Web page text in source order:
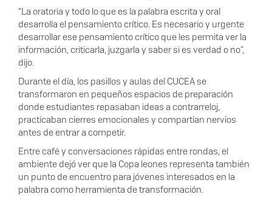
“La oratoria y todo lo que es la palabra escrita y oral
desarrolla el pensamiento crítico. Es necesario y urgente
desarrollar ese pensamiento crítico que les permita ver la
información, criticarla, juzgarla y saber si es verdad o no”,
dijo.
Durante el día, los pasillos y aulas del CUCEA se
transformaron en pequeños espacios de preparación
donde estudiantes repasaban ideas a contrarreloj,
practicaban cierres emocionales y compartían nervios
antes de entrar a competir.
Entre café y conversaciones rápidas entre rondas, el
ambiente dejó ver que la Copa leones representa también
un punto de encuentro para jóvenes interesados en la
palabra como herramienta de transformación.